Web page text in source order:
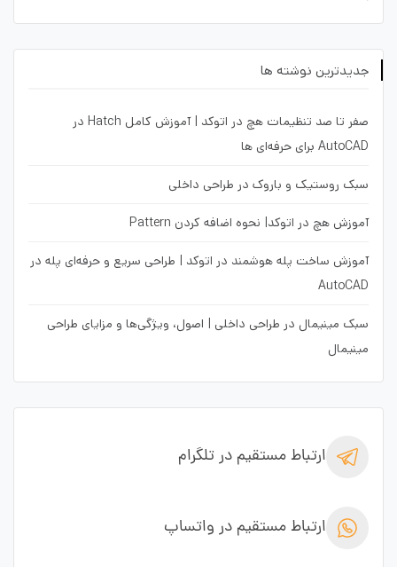
جدیدترین نوشته ها
صفر تا صد تنظیمات هچ در اتوکد | آموزش کامل Hatch در
AutoCAD برای حرفه‌ای ها
سبک روستیک و باروک در طراحی داخلی
آموزش هچ در اتوکد| نحوه اضافه کردن Pattern
آموزش ساخت پله هوشمند در اتوکد | طراحی سریع و حرفه‌ای پله در
AutoCAD
سبک مینیمال در طراحی داخلی | اصول، ویژگی‌ها و مزایای طراحی
مینیمال
ارتباط مستقیم در تلگرام
ارتباط مستقیم در واتساپ